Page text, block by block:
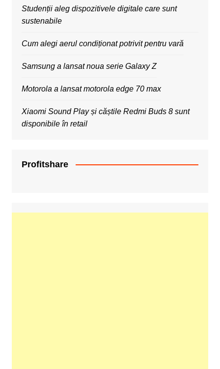
Studenții aleg dispozitivele digitale care sunt
sustenabile
Cum alegi aerul condiționat potrivit pentru vară
Samsung a lansat noua serie Galaxy Z
Motorola a lansat motorola edge 70 max
Xiaomi Sound Play și căștile Redmi Buds 8 sunt
disponibile în retail
Profitshare